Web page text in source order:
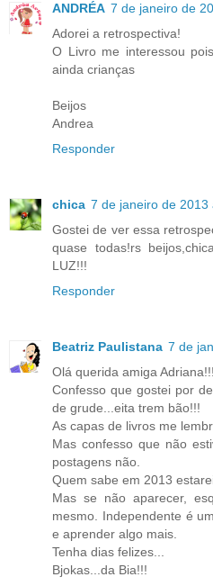
ANDRÉA 7 de janeiro de
Adorei a retrospectiva!
O Livro me interessou
ainda crianças
Beijos
Andrea
Responder
chica 7 de janeiro de 2013
Gostei de ver essa
quase todas!rs
LUZ!!!
Responder
Beatriz Paulistana 7 de
Olá querida amiga Adriana!!!
Confesso que gostei por
de grude...eita trem bão!!!
As capas de livros me
Mas confesso que não
postagens não.
Quem sabe em 2013
Mas se não aparecer,
mesmo. Independente é
e aprender algo mais.
Tenha dias felizes...
Bjokas...da Bia!!!